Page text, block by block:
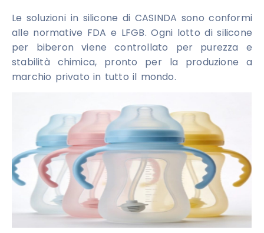
Le soluzioni in silicone di CASINDA sono conformi
alle normative FDA e LFGB. Ogni lotto di silicone
per biberon viene controllato per purezza e
stabilità chimica, pronto per la produzione a
marchio privato in tutto il mondo.